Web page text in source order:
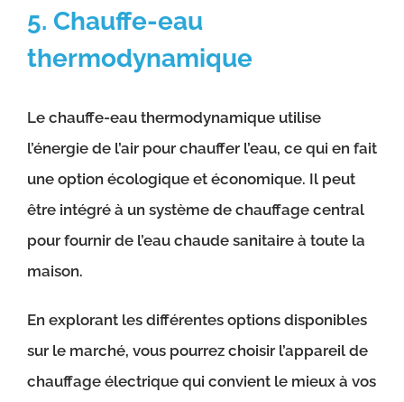
5. Chauffe-eau
thermodynamique
Le chauffe-eau thermodynamique utilise
l’énergie de l’air pour chauffer l’eau, ce qui en fait
une option écologique et économique. Il peut
être intégré à un système de chauffage central
pour fournir de l’eau chaude sanitaire à toute la
maison.
En explorant les différentes options disponibles
sur le marché, vous pourrez choisir l’appareil de
chauffage électrique qui convient le mieux à vos